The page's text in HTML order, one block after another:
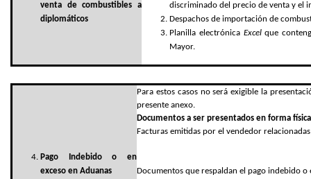
venta de combustibles a
diplomáticos
discriminado del precio de venta y el
Despachos de importación de
Planilla electrónica Excelque
Mayor.
Para estos casos no será exigible la
presente anexo.
Documentos a ser presentados en forma física
Facturas emitidas por el vendedor
Pago Indebido o en
exceso en Aduanas
Documentos que respaldan el pago indebido